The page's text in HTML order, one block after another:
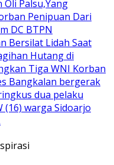
Palsu,Yang
Penipuan Dari
DC BTPN
Bersilat Lidah Saat
Hutang di
Tiga WNI Korban
Bangkalan bergerak
dua pelaku
(16) warga Sidoarjo